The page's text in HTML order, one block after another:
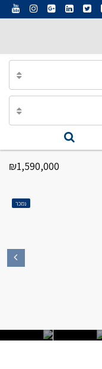
₪1,590,000
נמכר